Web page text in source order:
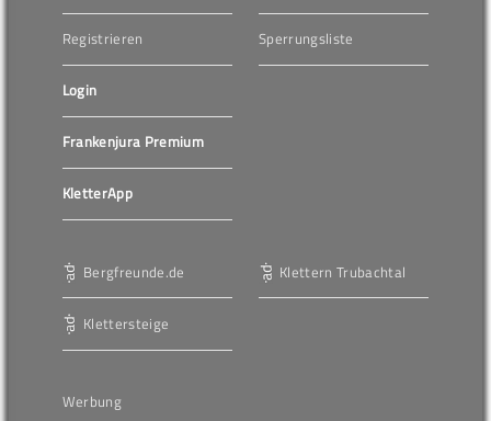
Registrieren
Login
Frankenjura Premium
KletterApp
Sperrungsliste
Bergfreunde.de
Klettersteige
Klettern Trubachtal
Werbung